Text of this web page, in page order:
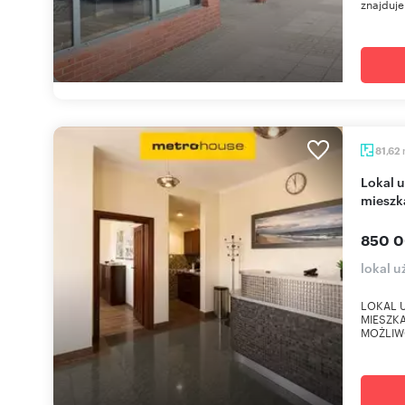
81,62
Lokal usługowy z możliwością adaptacji na
850
lokal
LOKAL